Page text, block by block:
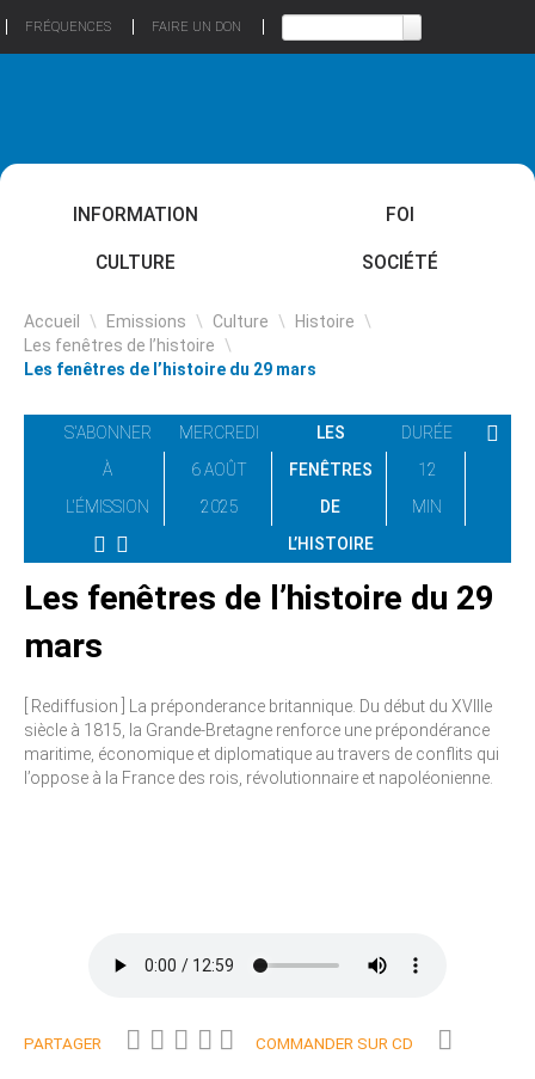
FRÉQUENCES FAIRE UN DON
INFORMATION FOI
CULTURE SOCIÉTÉ
Accueil \ Emissions \ Culture \ Histoire \
Les fenêtres de l’histoire \
Les fenêtres de l’histoire du 29 mars
S'ABONNER
À
L'ÉMISSION
MERCREDI
6 AOÛT
2025
LES
FENÊTRES
DE
L’HISTOIRE
DURÉE
12
MIN
Les fenêtres de l’histoire du 29
mars
[ Rediffusion ] La préponderance britannique. Du début du XVIIIe
siècle à 1815, la Grande-Bretagne renforce une prépondérance
maritime, économique et diplomatique au travers de conflits qui
l’oppose à la France des rois, révolutionnaire et napoléonienne.
PARTAGER COMMANDER SUR CD